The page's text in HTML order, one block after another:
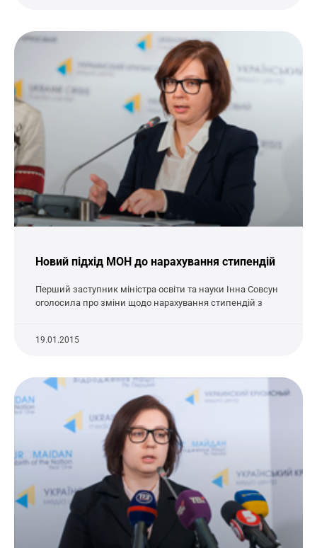
Новий підхід МОН до нарахування стипендій
Перший заступник міністра освіти та науки Інна Совсун
оголосила про зміни щодо нарахування стипендій з
19.01.2015